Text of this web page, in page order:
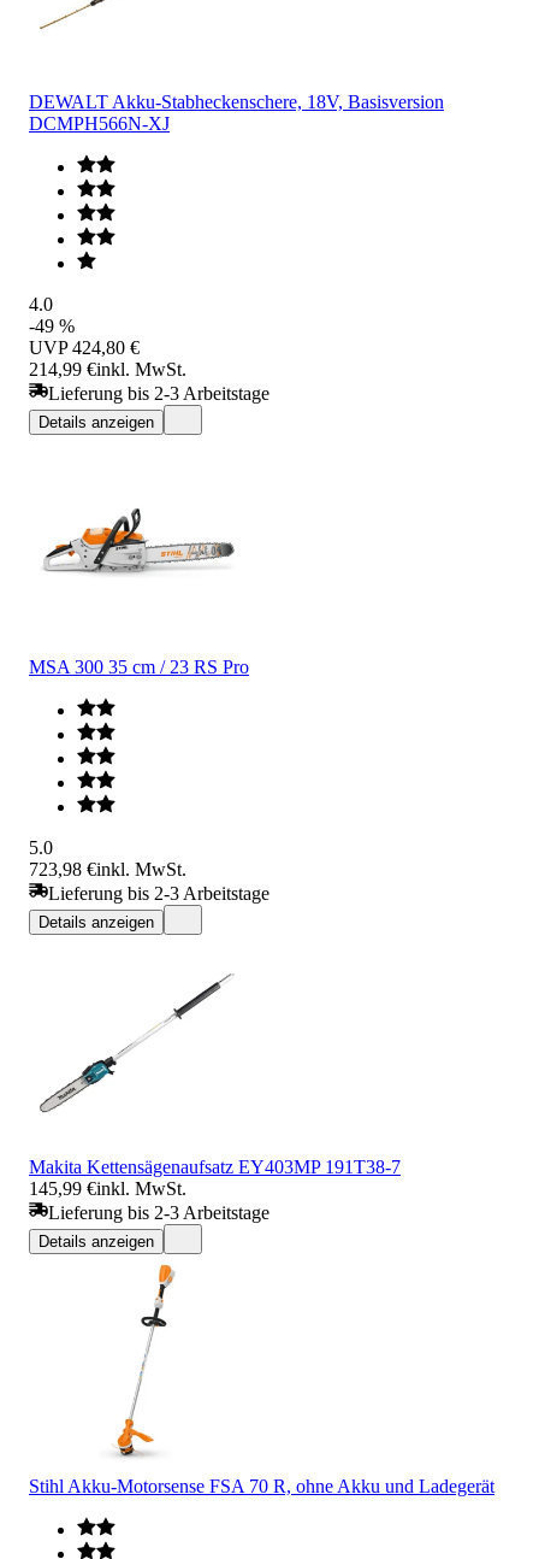
DEWALT Akku-Stabheckenschere, 18V, Basisversion
DCMPH566N-XJ
4.0
-49 %
UVP 424,80 €
214,99 €inkl. MwSt.
Lieferung bis 2-3 Arbeitstage
Details anzeigen
MSA 300 35 cm / 23 RS Pro
5.0
723,98 €inkl. MwSt.
Lieferung bis 2-3 Arbeitstage
Details anzeigen
Makita Kettensägenaufsatz EY403MP 191T38-7
145,99 €inkl. MwSt.
Lieferung bis 2-3 Arbeitstage
Details anzeigen
Stihl Akku-Motorsense FSA 70 R, ohne Akku und Ladegerät